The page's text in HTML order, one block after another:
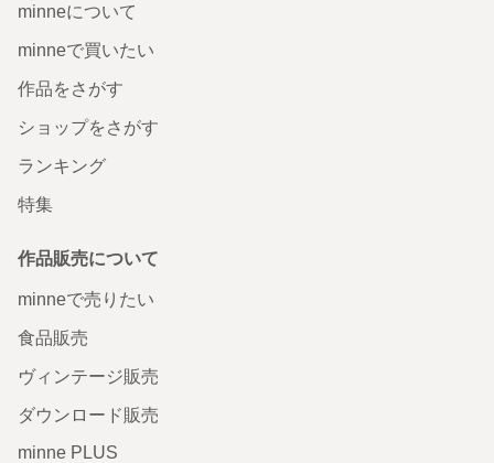
minneについて
minneで買いたい
作品をさがす
ショップをさがす
ランキング
特集
作品販売について
minneで売りたい
食品販売
ヴィンテージ販売
ダウンロード販売
minne PLUS